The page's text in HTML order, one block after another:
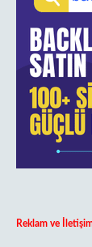
Reklam ve